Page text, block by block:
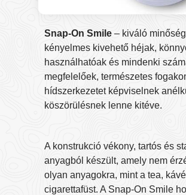
Snap-On Smile – kiváló
kényelmes kivehető héjak,
használhatóak és mindenki
megfelelőek, természetes
hídszerkezetet képviselnek
köszörülésnek lenne kitéve.
A konstrukció vékony, tartós és
anyagból készült, amely nem
olyan anyagokra, mint a tea,
cigarettafüst. A Snap-On Smile